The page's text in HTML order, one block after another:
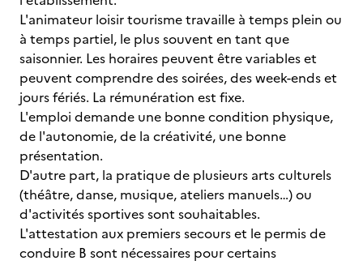
L'animateur loisir tourisme travaille à temps plein ou
à temps partiel, le plus souvent en tant que
saisonnier. Les horaires peuvent être variables et
peuvent comprendre des soirées, des week-ends et
jours fériés. La rémunération est fixe.
L'emploi demande une bonne condition physique,
de l'autonomie, de la créativité, une bonne
présentation.
D'autre part, la pratique de plusieurs arts culturels
(théâtre, danse, musique, ateliers manuels…) ou
d'activités sportives sont souhaitables.
L'attestation aux premiers secours et le permis de
conduire B sont nécessaires pour certains